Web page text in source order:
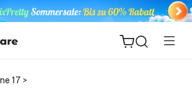
17 >